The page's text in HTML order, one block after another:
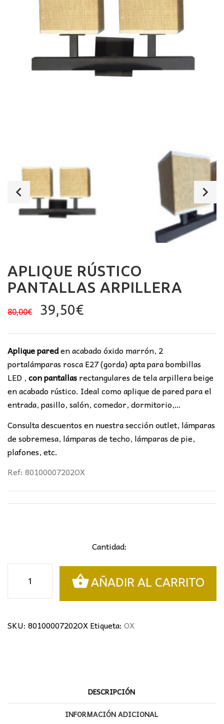
APLIQUE RÚSTICO
PANTALLAS ARPILLERA
80,00€
El
original
era:
80,00€.
39,50€El
actual
es:
39,50€.
Aplique pareden acabado óxido marrón, 2
portalámparas rosca E27 (gorda) apta para bombillas
LED ,con pantallasrectangulares de tela arpillera beige
en acabado rústico. Ideal como aplique de pared para el
entrada, pasillo, salón, comedor, dormitorio,…
Consulta descuentos en nuestra sección outlet, lámparas
de sobremesa, lámparas de techo, lámparas de pie,
plafones, etc.
Ref: 80100007202OX
Cantidad:
rústico
Pantallas
cantidad
AÑADIR AL CARRITO
SKU: 80100007202OXEtiqueta: OX
DESCRIPCIÓN
INFORMACIÓN ADICIONAL